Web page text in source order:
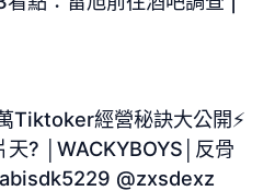
Tiktoker經營秘訣大公開⚡
天? │WACKYBOYS│反骨
@zxsdexz